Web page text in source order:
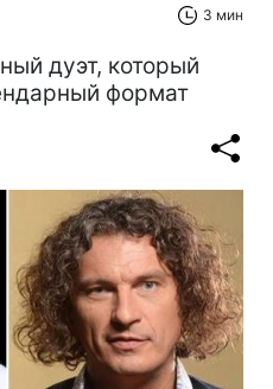
3 мин
дуэт, который
формат